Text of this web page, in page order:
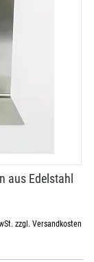
aus Edelstahl
zzgl. Versandkosten